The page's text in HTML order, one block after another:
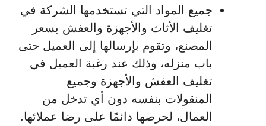
جميع المواد التي تستخدمها الشركة في
تغليف الأثاث والأجهزة والعفش بسعر
المصنع، وتقوم بإرسالها إلى العميل حتى
باب منزله، وذلك عند رغبة العميل في
تغليف العفش والأجهزة وجميع
المنقولات بنفسه دون أي تدخل من
العمال، لحرصها دائمًا على رضا عملائها.